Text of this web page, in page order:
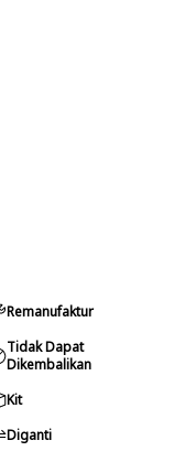
Remanufaktur
Tidak Dapat
Dikembalikan
Kit
Diganti